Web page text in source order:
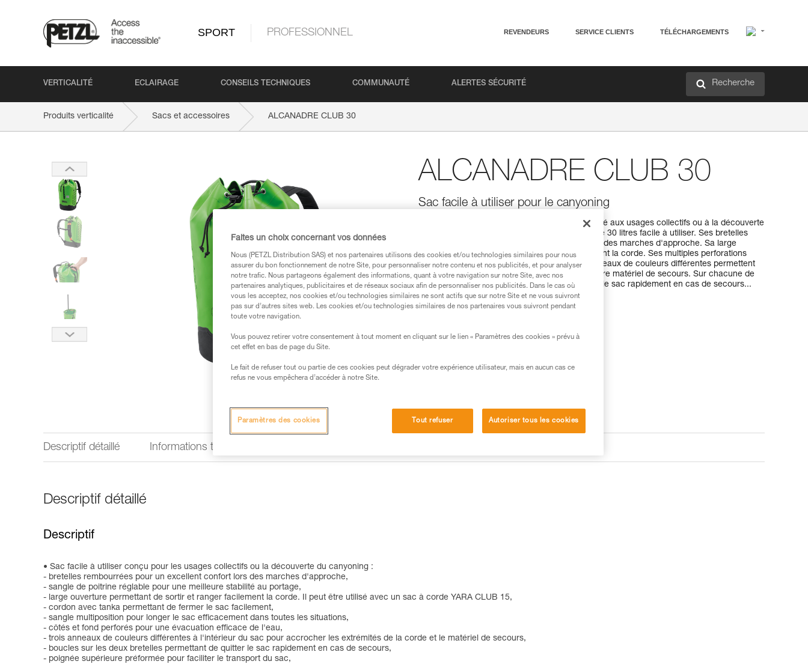
SPORT PROFESSIONNEL REVENDEURS SERVICE CLIENTS TÉLÉCHARGEMENTS
VERTICALITÉ ECLAIRAGE CONSEILS TECHNIQUES COMMUNAUTÉ ALERTES SÉCURITÉ Recherche
Produits verticalité Sacs et accessoires ALCANADRE CLUB 30
ALCANADRE CLUB 30
Sac facile à utiliser pour le canyoning
Prêt à découvrir les plus beaux canyons ! Destiné aux usages collectifs ou à la découverte
du canyoning, ALCANADRE CLUB est un sac de 30 litres facile à utiliser. Ses bretelles
rembourrées apportent un excellent confort lors des marches d'approche. Sa large
ouverture permet de sortir et de ranger facilement la corde. Ses multiples perforations
évacuent facilement l'eau. À l'intérieur, trois anneaux de couleurs différentes permettent
d'accrocher les extrémités de votre corde et votre matériel de secours. Sur chacune de
ses bretelles, des boucles permettent de quitter le sac rapidement en cas de secours...
Lire la suite
Descriptif détaillé Informations techniques
Descriptif détaillé
Descriptif
Sac facile à utiliser conçu pour les usages collectifs ou la découverte du canyoning :
- bretelles rembourrées pour un excellent confort lors des marches d'approche,
- sangle de poitrine réglable pour une meilleure stabilité au portage,
- large ouverture permettant de sortir et ranger facilement la corde. Il peut être utilisé avec un sac à corde YARA CLUB 15,
- cordon avec tanka permettant de fermer le sac facilement,
- sangle multiposition pour longer le sac efficacement dans toutes les situations,
- côtés et fond perforés pour une évacuation efficace de l'eau,
- trois anneaux de couleurs différentes à l'intérieur du sac pour accrocher les extrémités de la corde et le matériel de secours,
- boucles sur les deux bretelles permettant de quitter le sac rapidement en cas de secours,
- poignée supérieure préformée pour faciliter le transport du sac,
Faites un choix concernant vos données
Nous (PETZL Distribution SAS) et nos partenaires utilisons des cookies et/ou technologies similaires pour nous
assurer du bon fonctionnement de notre Site, pour personnaliser notre contenu et nos publicités, et pour analyser
notre trafic. Nous partageons également des informations, quant à votre navigation sur notre Site, avec nos
partenaires analytiques, publicitaires et de réseaux sociaux afin de personnaliser nos publicités. Dans le cas où
vous les acceptez, nos cookies et/ou technologies similaires ne sont actifs que sur notre Site et ne vous suivront
pas sur d’autres sites web. Les cookies et/ou technologies similaires de nos partenaires vous suivront pendant
toute votre navigation.
Vous pouvez retirer votre consentement à tout moment en cliquant sur le lien « Paramètres des cookies » prévu à
cet effet en bas de page du Site.
Le fait de refuser tout ou partie de ces cookies peut dégrader votre expérience utilisateur, mais en aucun cas ce
refus ne vous empêchera d’accéder à notre Site.
Tout refuser Autoriser tous les cookies
Paramètres des cookies